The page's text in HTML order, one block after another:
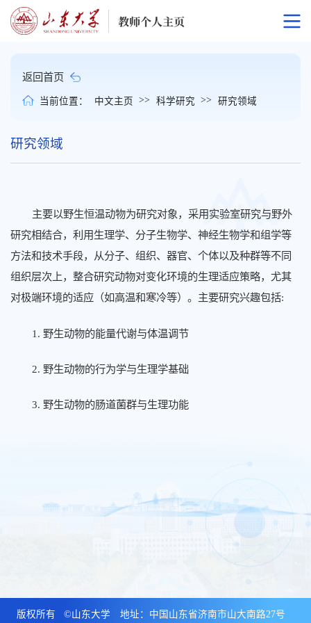
当前位置： 中文主页 >> 科学研究 >> 研究领域
返回首页
研究领域
主要以野生恒温动物为研究对象，采用实验室研究与野外
研究相结合，利用生理学、分子生物学、神经生物学和组学等
方法和技术手段，从分子、组织、器官、个体以及种群等不同
组织层次上，整合研究动物对变化环境的生理适应策略，尤其
对极端环境的适应（如高温和寒冷等）。 主要研究兴趣包括:
1. 野生动物的能量代谢与体温调节
2. 野生动物的行为学与生理学基础
3. 野生动物的肠道菌群与生理功能
版权所有 ©山东大学 地址：中国山东省济南市山大南路27号